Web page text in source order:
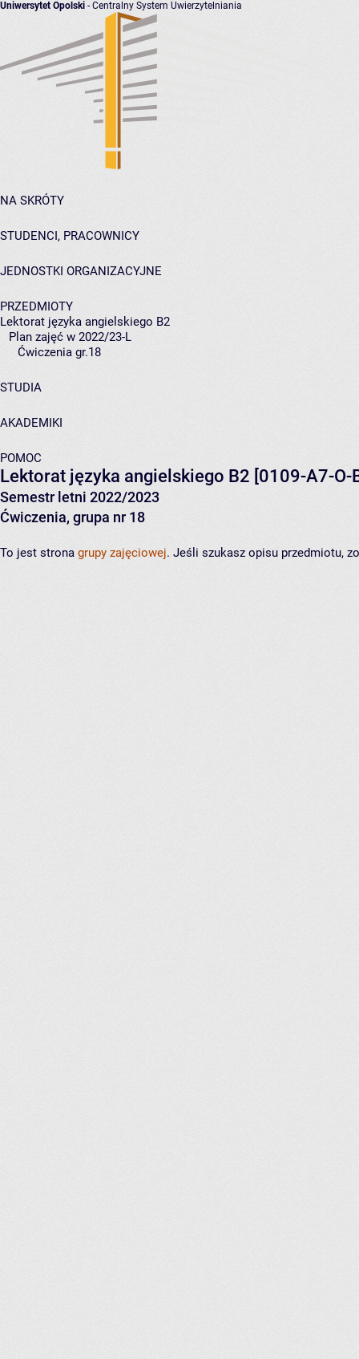
Uniwersytet Opolski - Centralny System Uwierzytelniania
NA SKRÓTY
STUDENCI, PRACOWNICY
JEDNOSTKI ORGANIZACYJNE
PRZEDMIOTY
Lektorat języka angielskiego B2
Plan zajęć w 2022/23-L
Ćwiczenia gr.18
STUDIA
AKADEMIKI
POMOC
Lektorat języka angielskiego B2 [0109-A7-O-
Semestr letni 2022/2023
Ćwiczenia, grupa nr 18
To jest strona grupy zajęciowej. Jeśli szukasz opisu przedmiotu,